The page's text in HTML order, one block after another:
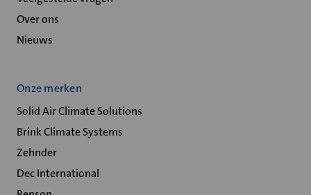
Over ons
Nieuws
Onze merken
Solid Air Climate Solutions
Brink Climate Systems
Zehnder
Dec International